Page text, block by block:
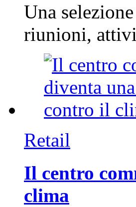
Una
riunioni,
Retail
Il centro
clima